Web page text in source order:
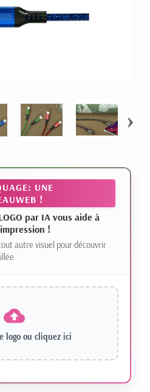
›
UNE
!
par IA vous aide à
!
autre visuel pour découvrir
logo ou cliquez ici